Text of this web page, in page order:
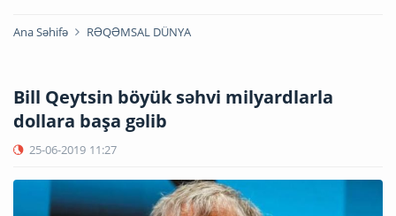
Ana Səhifə RƏQƏMSAL DÜNYA
Bill Qeytsin böyük səhvi milyardlarla
dollara başa gəlib
25-06-2019 11:27